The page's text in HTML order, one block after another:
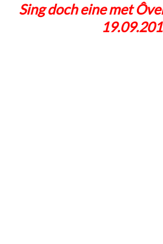
Sing doch eine met